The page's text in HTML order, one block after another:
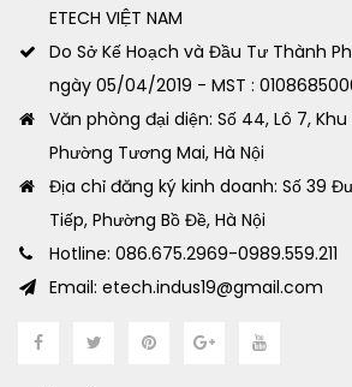
ETECH VIỆT NAM
Do Sở Kế Hoạch và Đầu Tư Thành
ngày 05/04/2019 - MST :
Văn phòng đại diện: Số 44, Lô 7,
Phường Tương Mai, Hà Nội
Địa chỉ đăng ký kinh doanh: Số 39
Tiếp, Phường Bồ Đề, Hà Nội
Hotline: 086.675.2969-0989.559.211
Email: etech.indus19@gmail.com